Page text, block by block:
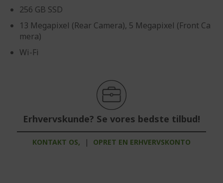
256 GB SSD
13 Megapixel (Rear Camera), 5 Megapixel (Front Ca
mera)
Wi-Fi
Erhvervskunde? Se vores bedste tilbud!
KONTAKT OS, | OPRET EN ERHVERVSKONTO